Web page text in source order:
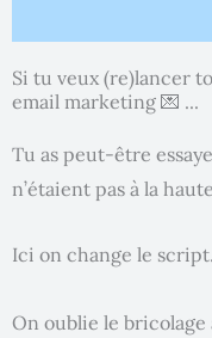
Si tu veux (re)lancer
email marketing 💌 ...
Tu as peut-être
n’étaient pas à la
Ici on change le script.
On oublie le